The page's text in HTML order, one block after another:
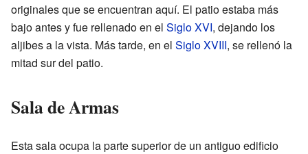
originales que se encuentran aquí. El patio estaba más
bajo antes y fue rellenado en el Siglo XVI, dejando los
aljibes a la vista. Más tarde, en el Siglo XVIII, se rellenó la
mitad sur del patio.
Sala de Armas
Esta sala ocupa la parte superior de un antiguo edificio